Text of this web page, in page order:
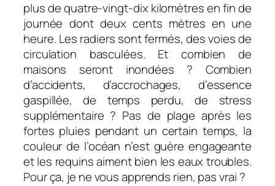
plus de quatre-vingt-dix kilomètres en fin de
journée dont deux cents mètres en une
heure. Les radiers sont fermés, des voies de
circulation basculées. Et combien de
maisons seront inondées ? Combien
d’accidents, d’accrochages, d’essence
gaspillée, de temps perdu, de stress
supplémentaire ? Pas de plage après les
fortes pluies pendant un certain temps, la
couleur de l’océan n’est guère engageante
et les requins aiment bien les eaux troubles.
Pour ça, je ne vous apprends rien, pas vrai ?